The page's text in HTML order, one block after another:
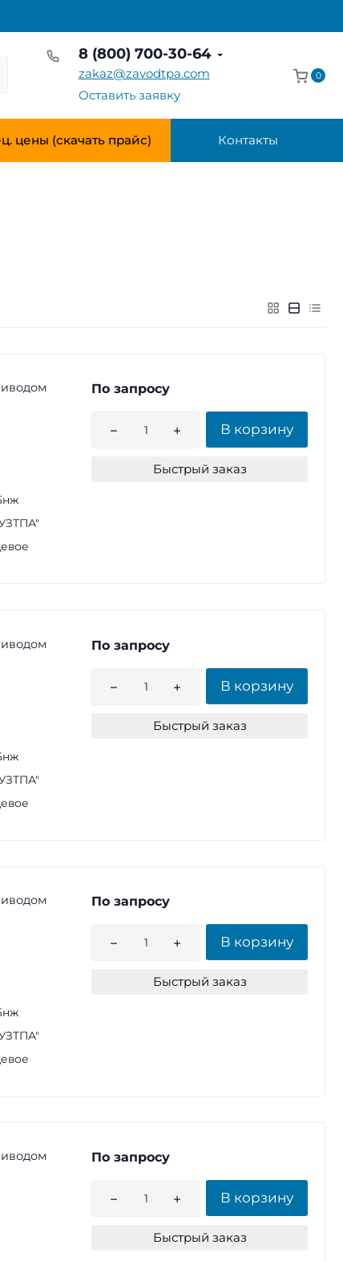
8 (800) 700-30-64
zakaz@zavodtpa.com
Оставить заявку
0
цены (скачать прайс) Контакты
По запросу
В корзину
Быстрый заказ
По запросу
В корзину
Быстрый заказ
По запросу
В корзину
Быстрый заказ
По запросу
В корзину
Быстрый заказ